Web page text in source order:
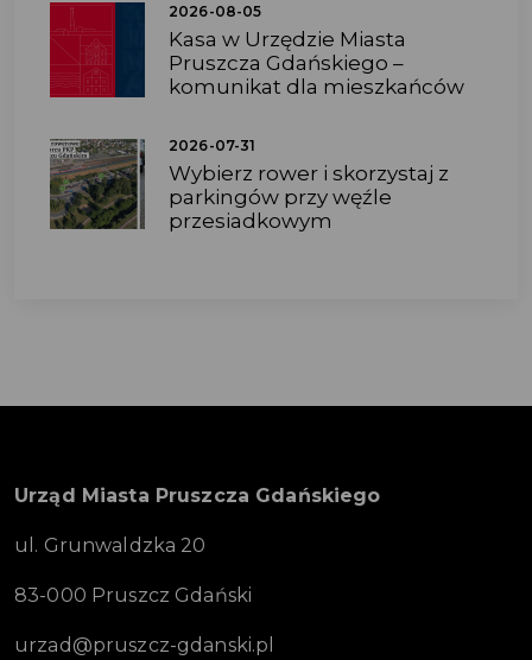
2026-08-05
Kasa w Urzędzie Miasta
Pruszcza Gdańskiego –
komunikat dla mieszkańców
2026-07-31
Wybierz rower i skorzystaj z
parkingów przy węźle
przesiadkowym
Urząd Miasta Pruszcza Gdańskiego
ul. Grunwaldzka 20
83-000 Pruszcz Gdański
urzad@pruszcz-gdanski.pl